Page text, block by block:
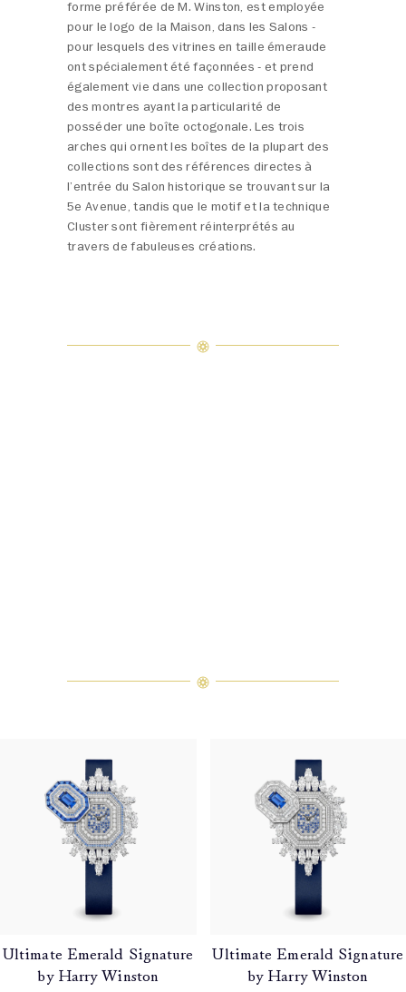
forme préférée de M. Winston, est employée
pour le logo de la Maison, dans les Salons -
pour lesquels des vitrines en taille émeraude
ont spécialement été façonnées - et prend
également vie dans une collection proposant
des montres ayant la particularité de
posséder une boîte octogonale. Les trois
arches qui ornent les boîtes de la plupart des
collections sont des références directes à
l’entrée du Salon historique se trouvant sur la
5e Avenue, tandis que le motif et la technique
Cluster sont fièrement réinterprétés au
travers de fabuleuses créations.
Ultimate Emerald Signature
by Harry Winston
Ultimate Emerald Signature
by Harry Winston